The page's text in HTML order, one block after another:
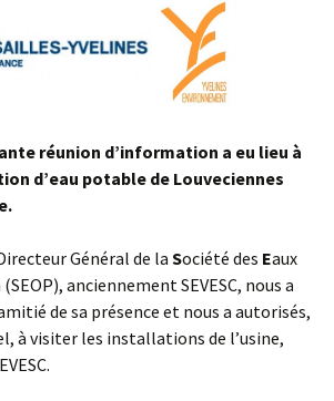
réunion d’information a eu lieu à
d’eau potable de Louveciennes
Général de la Société des Eaux
anciennement SEVESC, nous a
de sa présence et nous a autorisés,
à visiter les installations de l’usine,